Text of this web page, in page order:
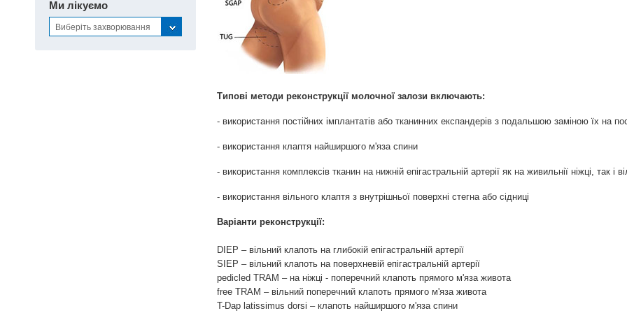
Ми лікуємо
Виберіть захворювання
Типові методи реконструкції молочної залози включають:
- використання постійних імплантатів або тканинних експандерів з подальшою заміною їх на
- використання клаптя найширшого м'яза спини
- використання комплексів тканин на нижній епігастральній артерії як на живильнії ніжці, так і
- використання вільного клаптя з внутрішньої поверхні стегна або сідниці
Варіанти реконструкції:
DIEP – вільний клапоть на глибокій епігастральній артерії
SIEP – вільний клапоть на поверхневій епігастральній артерії
pedicled TRAM – на ніжці - поперечний клапоть прямого м'яза живота
free TRAM – вільний поперечний клапоть прямого м'яза живота
T-Dap latissimus dorsi – клапоть найширшого м'яза спини